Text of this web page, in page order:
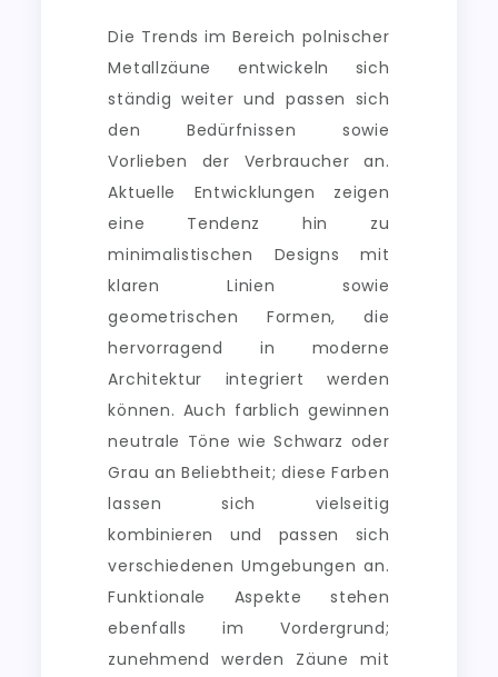
Die Trends im Bereich polnischer
Metallzäune entwickeln sich
ständig weiter und passen sich
den Bedürfnissen sowie
Vorlieben der Verbraucher an.
Aktuelle Entwicklungen zeigen
eine Tendenz hin zu
minimalistischen Designs mit
klaren Linien sowie
geometrischen Formen, die
hervorragend in moderne
Architektur integriert werden
können. Auch farblich gewinnen
neutrale Töne wie Schwarz oder
Grau an Beliebtheit; diese Farben
lassen sich vielseitig
kombinieren und passen sich
verschiedenen Umgebungen an.
Funktionale Aspekte stehen
ebenfalls im Vordergrund;
zunehmend werden Zäune mit